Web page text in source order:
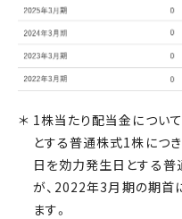
1株当たり配当金につい
とする普通株式1株につ
日を効力発生日とする
が、2022年3月期の期首
ます。